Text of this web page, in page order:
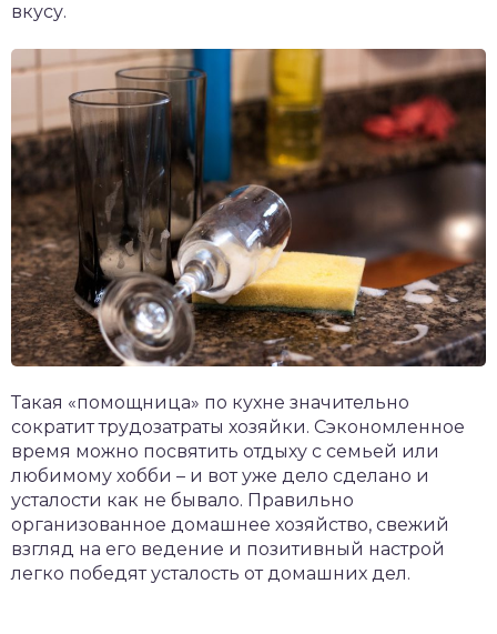
вкусу.
Такая «помощница» по кухне значительно
сократит трудозатраты хозяйки. Сэкономленное
время можно посвятить отдыху с семьей или
любимому хобби – и вот уже дело сделано и
усталости как не бывало. Правильно
организованное домашнее хозяйство, свежий
взгляд на его ведение и позитивный настрой
легко победят усталость от домашних дел.